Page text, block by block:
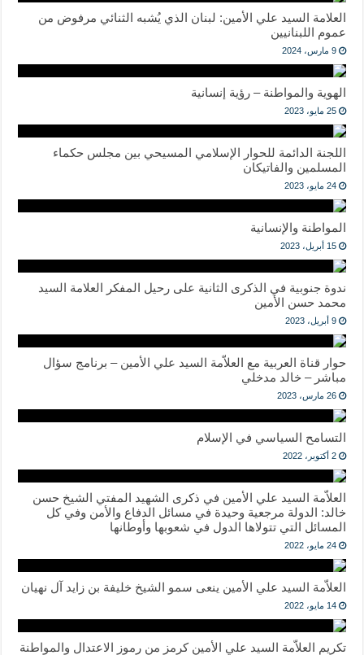
العلامة السيد علي الأمين: لبنان الذي يُشبه الثنائي مرفوض من
عموم اللبنانيين
9 مارس، 2024
الهوية والمواطنة – رؤية إنسانية
25 مايو، 2023
اللجنة الدائمة للحوار الإسلامي المسيحي بين مجلس حكماء
المسلمين والفاتيكان
24 مايو، 2023
المواطنة والإنسانية
15 أبريل، 2023
ندوة جنوبية في الذكرى الثانية على رحيل المفكر العلامة السيد
محمد حسن الأمين
9 أبريل، 2023
حوار قناة العربية مع العلاّمة السيد علي الأمين – برنامج سؤال
مباشر – خالد مدخلي
26 مارس، 2023
التسامح السياسي في الإسلام
2 أكتوبر، 2022
العلاّمة السيد علي الأمين في ذكرى الشهيد المفتي الشيخ حسن
خالد: الدولة مرجعية وحيدة في مسائل الدفاع والأمن وفي كل
المسائل التي تتولاها الدول في شعوبها وأوطانها
24 مايو، 2022
العلاّمة السيد علي الأمين ينعى سمو الشيخ خليفة بن زايد آل نهيان
14 مايو، 2022
تكريم العلاّمة السيد علي الأمين كرمز من رموز الاعتدال والمواطنة